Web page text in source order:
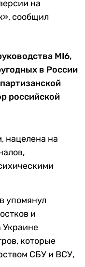
на
сообщил
MI6,
в России
российской
нацелена на
упомянул
и
Украине
которые
СБУ и ВСУ,